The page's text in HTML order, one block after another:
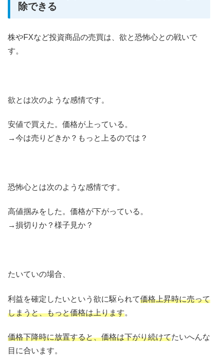
除できる
株やFXなど投資商品の売買は、欲と恐怖心との戦いで
す。
欲とは次のような感情です。
安値で買えた。価格が上っている。
→今は売りどきか？もっと上るのでは？
恐怖心とは次のような感情です。
高値掴みをした。価格が下がっている。
→損切りか？様子見か？
たいていの場合、
利益を確定したいという欲に駆られて価格上昇時に売って
しまうと、もっと価格は上ります。
価格下降時に放置すると、価格は下がり続けてたいへんな
目に合います。